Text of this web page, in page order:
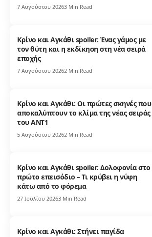
7 Αυγούστου 20263 Min Read
Κρίνο και Αγκάθι spoiler: Ένας γάμος με
τον θύτη και η εκδίκηση στη νέα σειρά
εποχής
7 Αυγούστου 20262 Min Read
Κρίνο και Αγκάθι: Οι πρώτες σκηνές που
αποκαλύπτουν το κλίμα της νέας σειράς
του ΑΝΤ1
5 Αυγούστου 20262 Min Read
Κρίνο και Αγκάθι spoiler: Δολοφονία στο
πρώτο επεισόδιο – Τι κρύβει η νύφη
κάτω από το φόρεμα
27 Ιουλίου 20263 Min Read
Κρίνο και Αγκάθι: Στήνει παγίδα